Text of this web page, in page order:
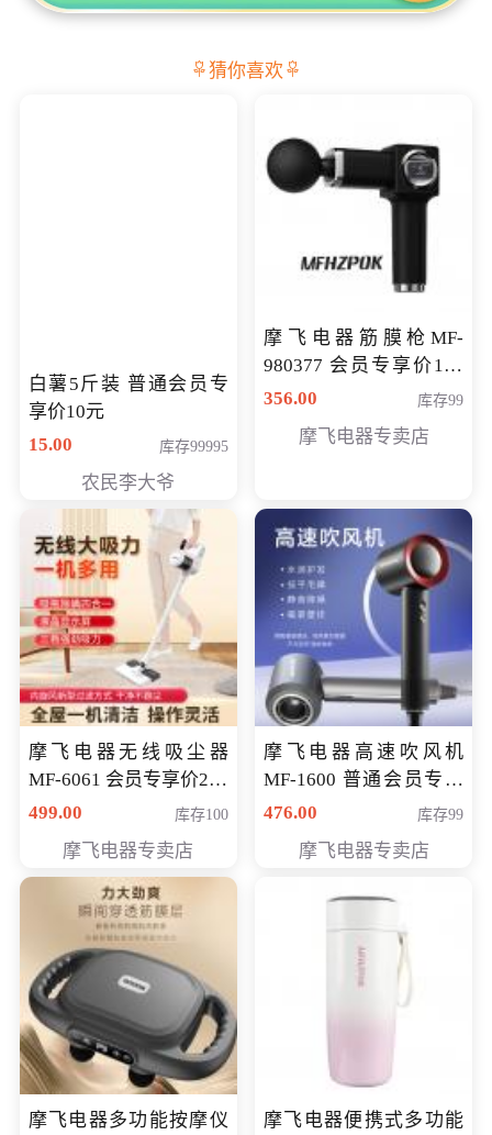
猜你喜欢
白薯5斤装 普通会员专
享价10元
15.00
库存99995
农民李大爷
摩飞电器筋膜枪MF-
980377 会员专享价199
元
356.00 库存99
摩飞电器专卖店
摩飞电器无线吸尘器
MF-6061 会员专享价299
元
499.00 库存100
摩飞电器专卖店
摩飞电器高速吹风机
MF-1600 普通会员专享
价298元
476.00 库存99
摩飞电器专卖店
摩飞电器多功能按摩仪
摩飞电器便携式多功能